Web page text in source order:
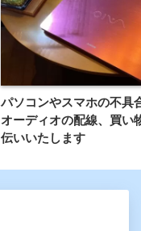
パソコンやスマホの不具
オーディオの配線、買い
伝いいたします